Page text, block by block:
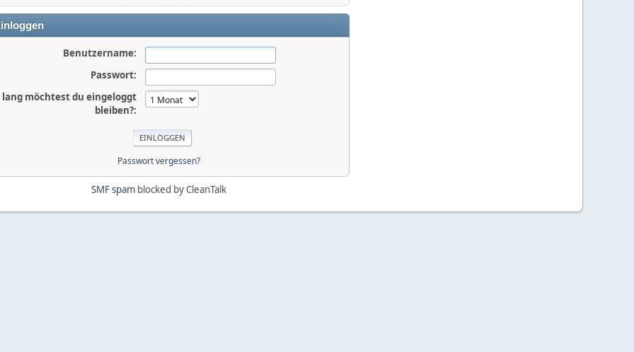
Benutzername:
Passwort:
lang möchtest du eingeloggt
bleiben?:
Passwort vergessen?
SMF spamblocked by CleanTalk